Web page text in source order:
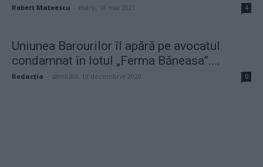
Robert Mateescu marți, 18 mai 2021 4
Uniunea Barourilor îl apără pe avocatul
condamnat în lotul „Ferma Băneasa”....
Redacţia sâmbătă, 19 decembrie 2020 0